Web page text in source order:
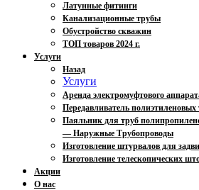
Латунные фитинги
Канализационные трубы
Обустройство скважин
ТОП товаров 2024 г.
Услуги
Назад
Услуги
Аренда электромуфтового
Передавливатель полиэтиленовых
Паяльник для труб
— Наружные Трубопроводы
Изготовление штурвалов для
Изготовление телескопических
Акции
О нас